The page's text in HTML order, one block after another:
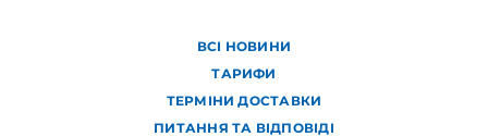
ВСІ НОВИНИ
ТАРИФИ
ТЕРМІНИ ДОСТАВКИ
ПИТАННЯ ТА ВІДПОВІДІ